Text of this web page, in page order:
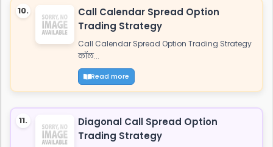
10.
Call Calendar Spread Option
Trading Strategy
Call Calendar Spread Option Trading Strategy
कॉल...
Read more
11.
Diagonal Call Spread Option
Trading Strategy